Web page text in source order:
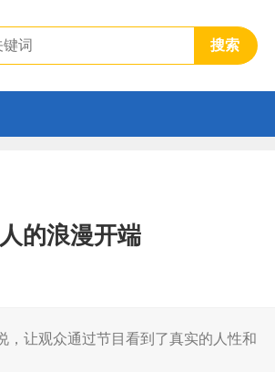
搜索
的浪漫开端
，让观众通过节目看到了真实的人性和